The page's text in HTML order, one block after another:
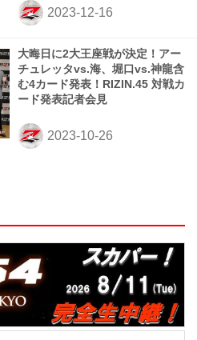
大晦日に2大王座戦が決定！アー
チュレッタvs.海、堀口vs.神龍含
む4カード発表！RIZIN.45 対戦カ
ード発表記者会見